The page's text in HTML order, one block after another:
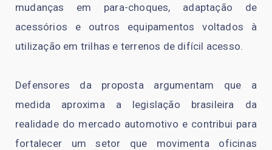
mudanças em para-choques, adaptação de
acessórios e outros equipamentos voltados à
utilização em trilhas e terrenos de difícil acesso.
Defensores da proposta argumentam que a
medida aproxima a legislação brasileira da
realidade do mercado automotivo e contribui para
fortalecer um setor que movimenta oficinas